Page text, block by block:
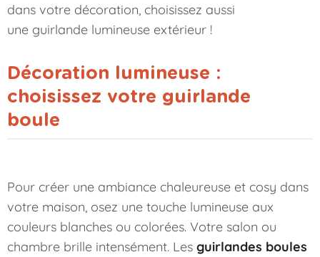
dans votre décoration, choisissez aussi
une guirlande lumineuse extérieur !
Décoration lumineuse :
choisissez votre guirlande
boule
Pour créer une ambiance chaleureuse et cosy dans
votre maison, osez une touche lumineuse aux
couleurs blanches ou colorées. Votre salon ou
chambre brille intensément. Les guirlandes boules